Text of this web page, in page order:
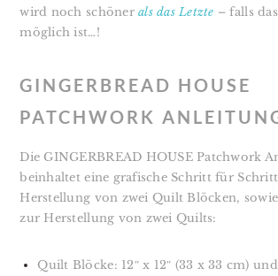
wird noch schönerals das Letzte – falls
möglich ist…!
GINGERBREAD HOUSE
PATCHWORK
Die GINGERBREAD HOUSE Patchwork
beinhaltet eine grafische Schritt für
Herstellung von zwei Quilt Blöcken,
zur Herstellung von zwei Quilts:
Quilt Blöcke: 12″ x 12″ (33 x 33 cm) und